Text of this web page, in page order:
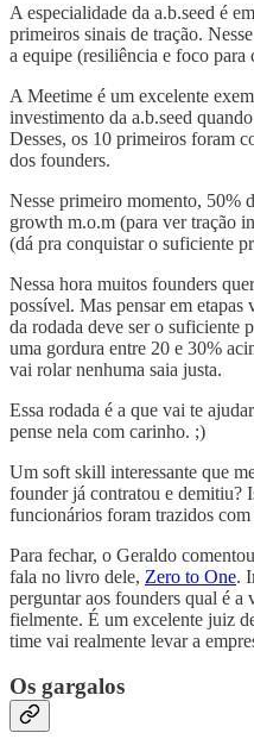
A especialidade da a.b.seed é
primeiros sinais de tração.
a equipe (resiliência e foco para
A Meetime é um excelente
investimento da a.b.seed
Desses, os 10 primeiros foram
dos founders.
Nesse primeiro momento, 50%
growth m.o.m (para ver tração
(dá pra conquistar o suficiente
Nessa hora muitos founders
possível. Mas pensar em
da rodada deve ser o suficiente
uma gordura entre 20 e 30%
vai rolar nenhuma saia justa.
Essa rodada é a que vai te
pense nela com carinho. ;)
Um soft skill interessante que
founder já contratou e demitiu?
funcionários foram trazidos
Para fechar, o Geraldo
fala no livro dele, Zero to One.
perguntar aos founders qual é a
fielmente. É um excelente juiz
time vai realmente levar a
Os gargalos